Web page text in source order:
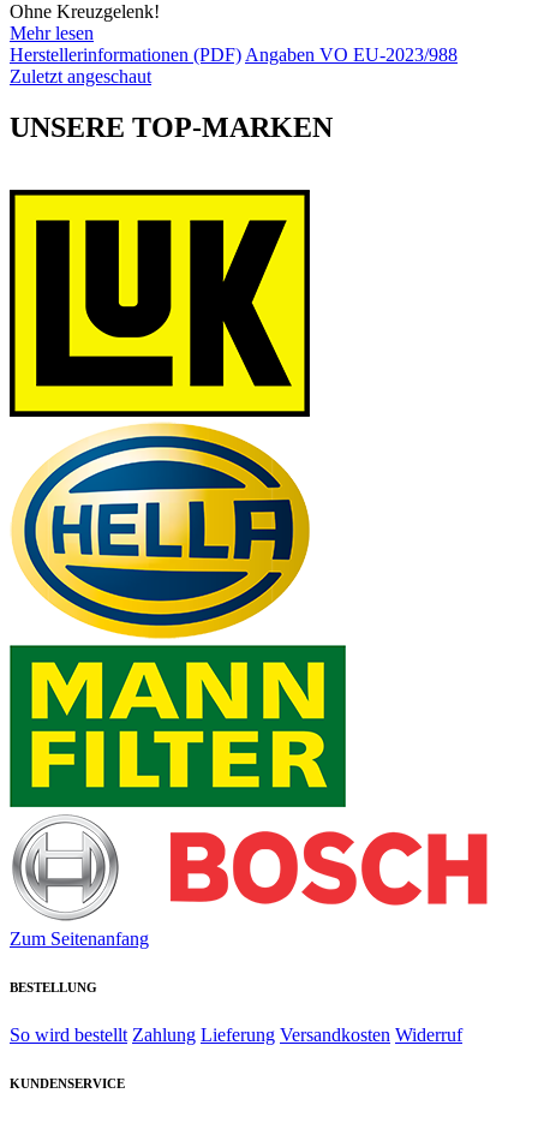
Ohne Kreuzgelenk!
Mehr lesen
Herstellerinformationen (PDF)Angaben VO EU-2023/988
Zuletzt angeschaut
UNSERE TOP-MARKEN
Zum Seitenanfang
BESTELLUNG
So wird bestellt Zahlung Lieferung Versandkosten Widerruf
KUNDENSERVICE